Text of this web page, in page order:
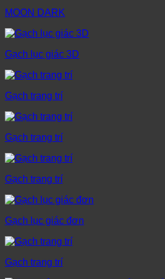
MOON DARK
Gạch lục giác 3D
Gạch trang trí
Gạch trang trí
Gạch trang trí
Gạch lục giác đơn
Gạch trang trí